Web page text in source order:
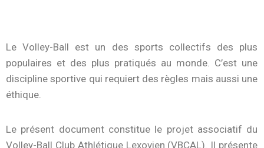
Le Volley-Ball est un des sports collectifs des plus
populaires et des plus pratiqués au monde. C’est une
discipline sportive qui requiert des règles mais aussi une
éthique.
Le présent document constitue le projet associatif du
Volley-Ball Club Athlétique Lexovien (VBCAL). Il présente